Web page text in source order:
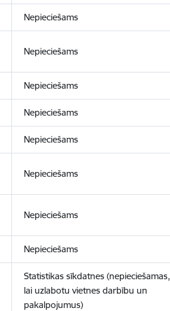
Nepieciešams
Nepieciešams
Nepieciešams
Nepieciešams
Nepieciešams
Nepieciešams
Nepieciešams
Nepieciešams
Statistikas sīkdatnes (nepieciešamas,
lai uzlabotu vietnes darbību un
pakalpojumus)